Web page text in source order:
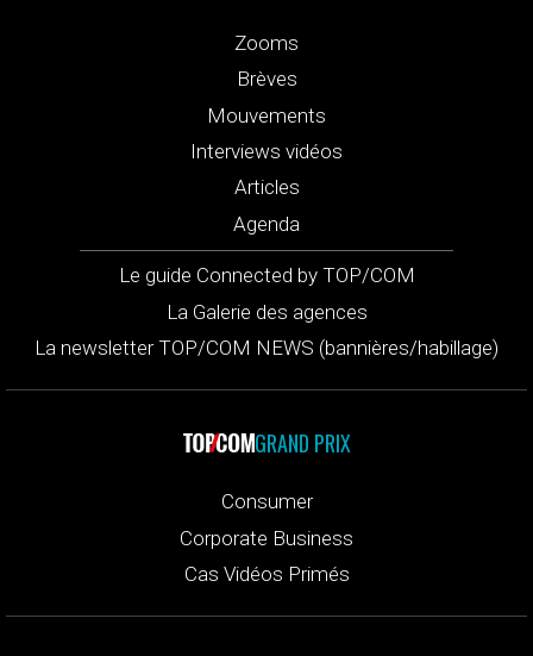
Zooms
Brèves
Mouvements
Interviews vidéos
Articles
Agenda
Le guide Connected by TOP/COM
La Galerie des agences
La newsletter TOP/COM NEWS (bannières/habillage)
GRAND PRIX
Consumer
Corporate Business
Cas Vidéos Primés